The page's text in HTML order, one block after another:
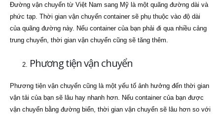
Đường vận chuyển từ Việt Nam sang Mỹ là một quãng đường dài và
phức tạp. Thời gian vận chuyển container sẽ phụ thuộc vào độ dài
của quãng đường này. Nếu container của bạn phải đi qua nhiều cảng
trung chuyển, thời gian vận chuyển cũng sẽ tăng thêm.
Phương tiện vận chuyển
Phương tiện vận chuyển cũng là một yếu tố ảnh hưởng đến thời gian
vận tải của bạn sẽ lâu hay nhanh hơn. Nếu container của bạn được
vận chuyển bằng đường biển, thời gian vận chuyển sẽ lâu hơn so với